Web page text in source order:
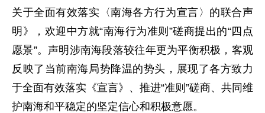
关于全面有效落实〈南海各方行为宣言〉的联合声
明》，欢迎中方就“南海行为准则”磋商提出的“四点
愿景”。声明涉南海段落较往年更为平衡积极，客观
反映了当前南海局势降温的势头，展现了各方致力
于全面有效落实《宣言》、推进“准则”磋商、共同维
护南海和平稳定的坚定信心和积极意愿。